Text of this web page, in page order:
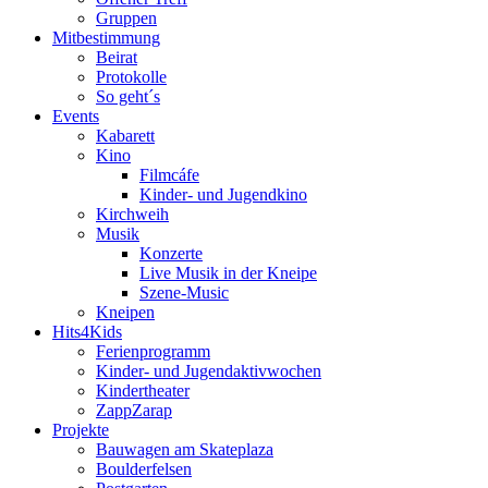
Gruppen
Mitbestimmung
Beirat
Protokolle
So geht´s
Events
Kabarett
Kino
Filmcáfe
Kinder- und Jugendkino
Kirchweih
Musik
Konzerte
Live Musik in der Kneipe
Szene-Music
Kneipen
Hits4Kids
Ferienprogramm
Kinder- und Jugendaktivwochen
Kindertheater
ZappZarap
Projekte
Bauwagen am Skateplaza
Boulderfelsen